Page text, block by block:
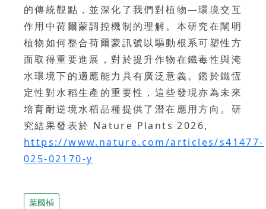
的傳統觀點，並深化了我們對植物—環境交互
作用中荷爾蒙調控機制的理解。本研究在闡明
植物如何整合荷爾蒙訊號以驅動根系可塑性方
面取得重要進展，對於提升作物在鐵毒性與淹
水環境下的適應能力具有廣泛意義。鑑於鐵恆
定性對水稻生產的重要性，這些發現亦為未來
培育耐逆境水稻品種提供了潛在應用方向。研
究結果發表於 Nature Plants 2026,
https://www.nature.com/articles/s41477-
025-02170-y
葉國楨